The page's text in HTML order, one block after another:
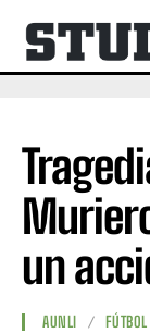
un
AUNLI